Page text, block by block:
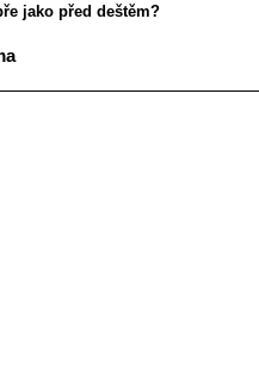
jako před deštěm?